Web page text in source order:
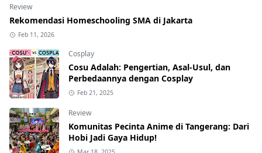
Review
Rekomendasi Homeschooling SMA di Jakarta
Feb 11, 2026
Cosplay
Cosu Adalah: Pengertian, Asal-Usul, dan
Perbedaannya dengan Cosplay
Feb 21, 2025
Review
Komunitas Pecinta Anime di Tangerang: Dari
Hobi Jadi Gaya Hidup!